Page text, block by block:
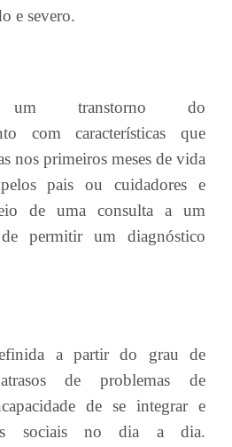
e severo.
transtorno do
com características que
nos primeiros meses de vida
pais ou cuidadores e
de uma consulta a um
permitir um diagnóstico
a partir do grau de
de problemas de
de se integrar e
sociais no dia a dia.